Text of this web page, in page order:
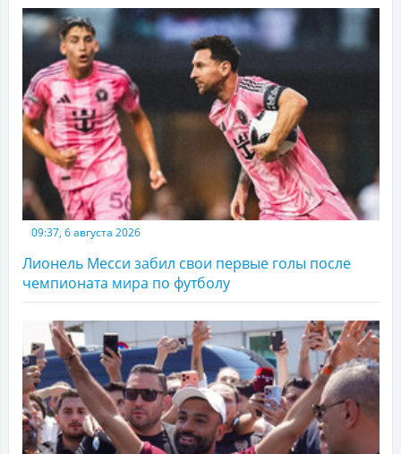
09:37, 6 августа 2026
Лионель Месси забил свои первые голы после
чемпионата мира по футболу